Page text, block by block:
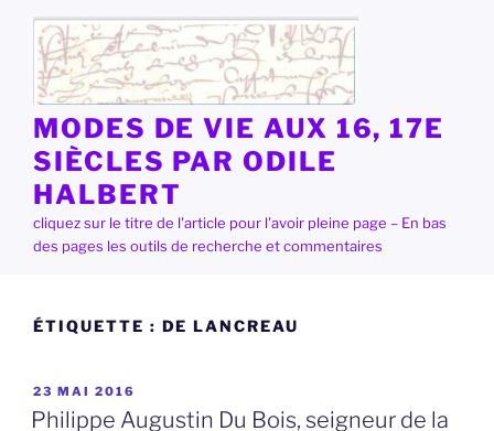
contenu
principal
MODES DE VIE AUX 16, 17E
SIÈCLES PAR ODILE
HALBERT
cliquez sur le titre de l'article pour l'avoir pleine page – En bas
des pages les outils de recherche et commentaires
ÉTIQUETTE : DE LANCREAU
PUBLIÉ
LE
23 MAI 2016
Philippe Augustin Du Bois, seigneur de la